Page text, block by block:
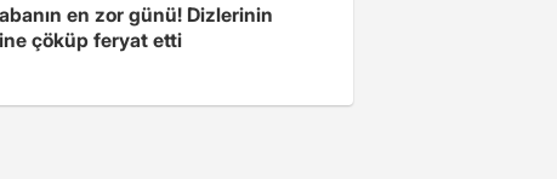
en zor günü! Dizlerinin
çöküp feryat etti